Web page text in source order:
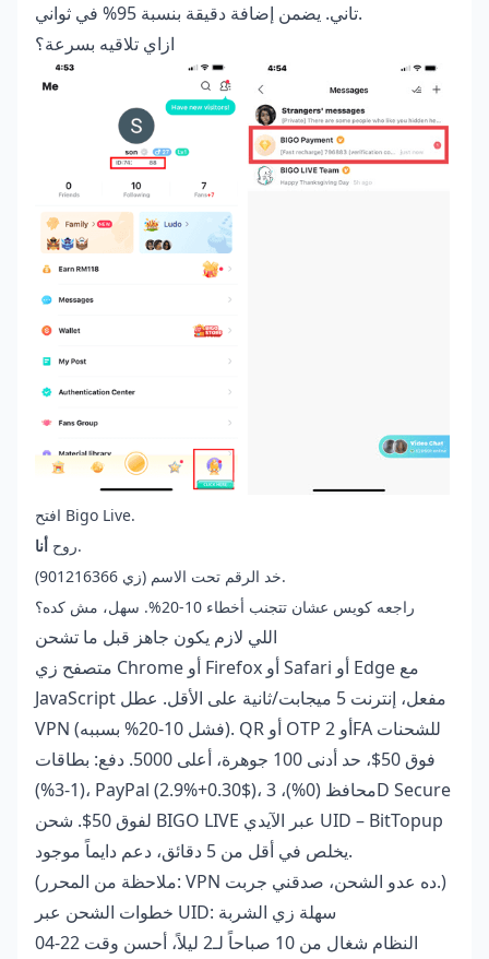
تاني. يضمن إضافة دقيقة بنسبة 95% في ثواني.
ازاي تلاقيه بسرعة؟
افتح Bigo Live.
روح أنا
.
خد الرقم تحت الاسم (زي 901216366).
راجعه كويس عشان تتجنب أخطاء 10-20%. سهل، مش كده؟
اللي لازم يكون جاهز قبل ما تشحن
متصفح زي Chrome أو Firefox أو Safari أو Edge مع
JavaScript مفعل، إنترنت 5 ميجابت/ثانية على الأقل. عطل
VPN (فشل 10-20% بسببه). QR أو OTP أو 2FA للشحنات
فوق 50$، حد أدنى 100 جوهرة، أعلى 5000. دفع: بطاقات
(1-3%)، PayPal (2.9%+0.30$)، محافظ (0%)، 3D Secure
لفوق 50$.
شحن BIGO LIVE عبر الآيدي UID – BitTopup
يخلص في أقل من 5 دقائق، دعم دايماً موجود.
(ملاحظة من المحرر: VPN ده عدو الشحن، صدقني جربت.)
خطوات الشحن عبر UID: سهلة زي الشربة
النظام شغال من 10 صباحاً لـ2 ليلاً، أحسن وقت 22-04